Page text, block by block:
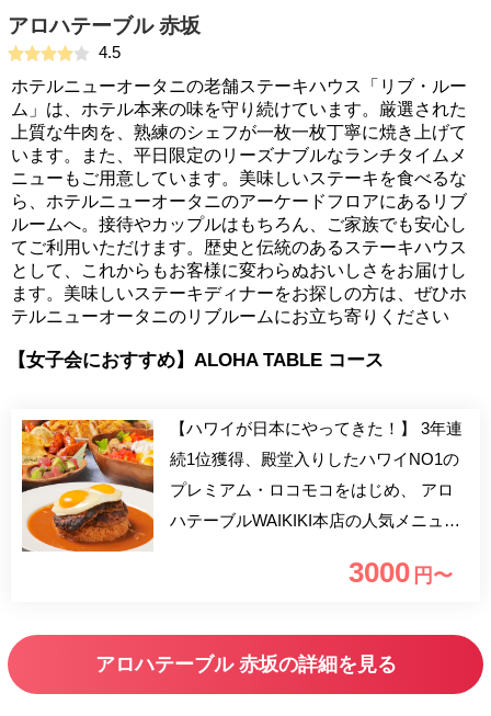
アロハテーブル 赤坂
4.5
ホテルニューオータニの老舗ステーキハウス「リブ・ルー
ム」は、ホテル本来の味を守り続けています。厳選された
上質な牛肉を、熟練のシェフが一枚一枚丁寧に焼き上げて
います。また、平日限定のリーズナブルなランチタイムメ
ニューもご用意しています。美味しいステーキを食べるな
ら、ホテルニューオータニのアーケードフロアにあるリブ
ルームへ。接待やカップルはもちろん、ご家族でも安心し
てご利用いただけます。歴史と伝統のあるステーキハウス
として、これからもお客様に変わらぬおいしさをお届けし
ます。美味しいステーキディナーをお探しの方は、ぜひホ
テルニューオータニのリブルームにお立ち寄りください
【女子会におすすめ】ALOHA TABLE コース
【ハワイが日本にやってきた！】 3年連
続1位獲得、殿堂入りしたハワイNO1の
プレミアム・ロコモコをはじめ、 アロ
ハテーブルWAIKIKI本店の人気メニュー
3000 円〜
アロハテーブル 赤坂の詳細を見る